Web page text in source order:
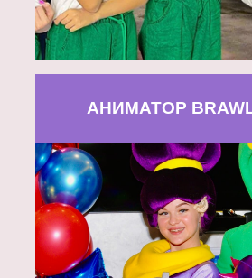
АНИМАТОР